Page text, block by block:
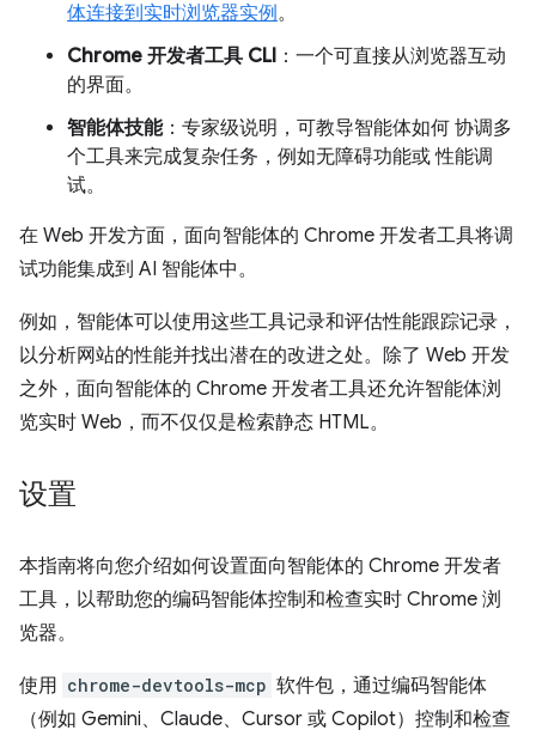
体连接到实时浏览器实例。
Chrome 开发者工具 CLI ：一个可直接从浏览器互动
的界面。
智能体技能：专家级说明，可教导智能体如何 协调多
个工具来完成复杂任务，例如无障碍功能或 性能调
试。
在 Web 开发方面，面向智能体的 Chrome 开发者工具将调
试功能集成到 AI 智能体中。
例如，智能体可以使用这些工具记录和评估性能跟踪记录，
以分析网站的性能并找出潜在的改进之处。除了 Web 开发
之外，面向智能体的 Chrome 开发者工具还允许智能体浏
览实时 Web，而不仅仅是检索静态 HTML。
设置
本指南将向您介绍如何设置面向智能体的 Chrome 开发者
工具，以帮助您的编码智能体控制和检查实时 Chrome 浏
览器。
使用 chrome-devtools-mcp 软件包，通过编码智能体
（例如 Gemini、Claude、Cursor 或 Copilot）控制和检查